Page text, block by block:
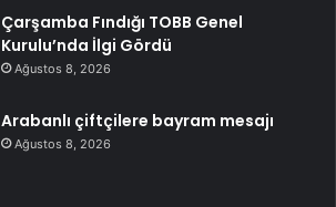
Çarşamba Fındığı TOBB Genel
Kurulu’nda İlgi Gördü
Ağustos 8, 2026
Arabanlı çiftçilere bayram mesajı
Ağustos 8, 2026